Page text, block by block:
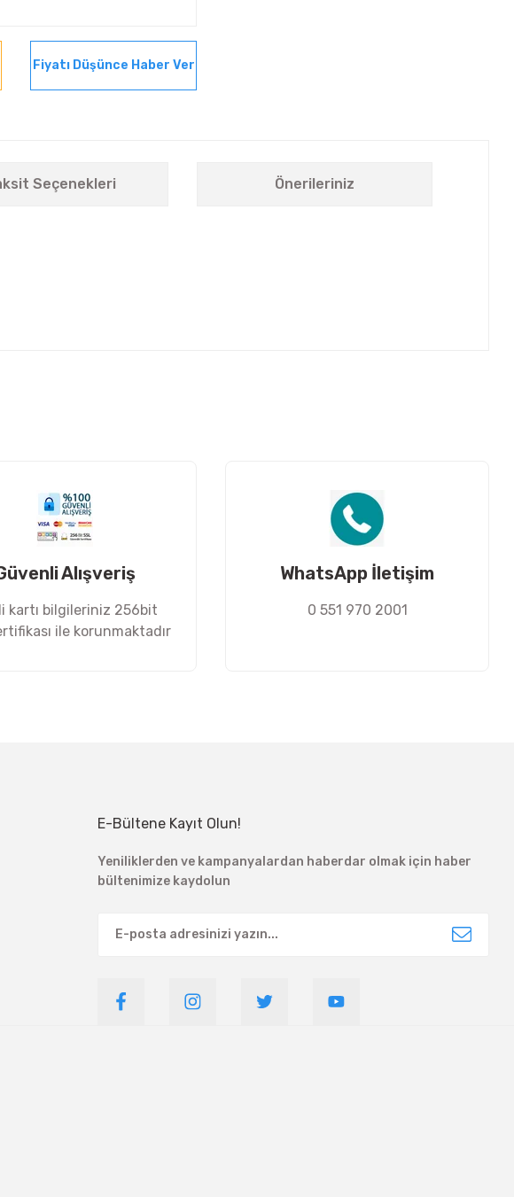
Fiyatı Düşünce Haber Ver
Seçenekleri Önerileriniz
Alışveriş
kartı bilgileriniz 256bit
ile korunmaktadır
WhatsApp İletişim
0 551 970 2001
E-Bültene Kayıt Olun!
Yeniliklerden ve kampanyalardan haberdar olmak için haber
bültenimize kaydolun